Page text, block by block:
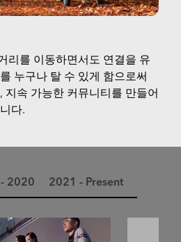
리를 이동하면서도 연결을 유
누구나 탈 수 있게 함으로써
지속 가능한 커뮤니티를 만들어
다.
2020 2021 - Present